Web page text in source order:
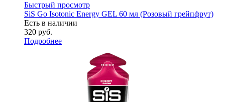
Быстрый просмотр
SiS Go Isotonic Energy GEL 60 мл (Розовый грейпфрут)
Есть в наличии
320 руб.
Подробнее